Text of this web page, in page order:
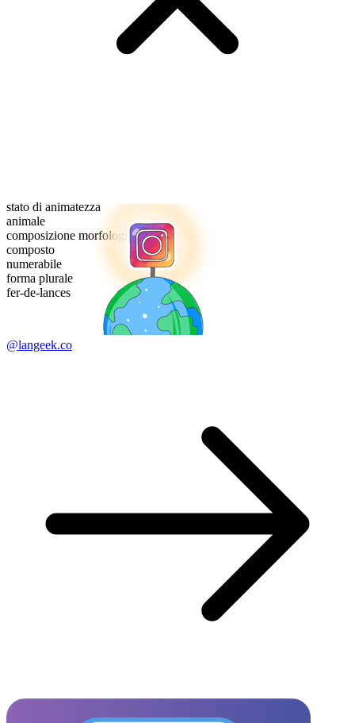
stato di animatezza
animale
composizione morfologica
composto
numerabile
forma plurale
fer-de-lances
@langeek.co